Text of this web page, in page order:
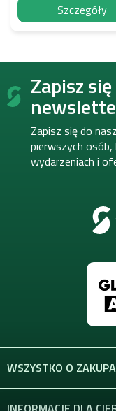
Szczegóły
S
Zapisz
Zapisz się do
pierwszych
wydarzeniach i
WSZYSTKO O